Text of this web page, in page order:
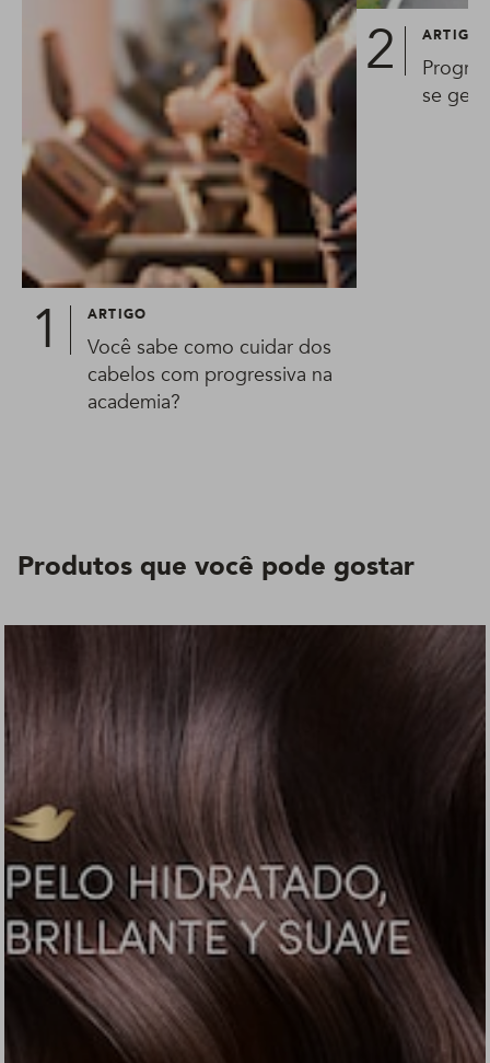
ARTIGO
Você sabe como cuidar dos
cabelos com progressiva na
academia?
ARTIGO
se
Produtos que você pode gostar